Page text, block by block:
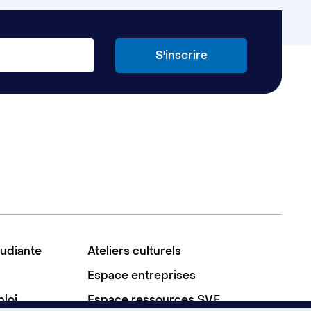
Ateliers culturels
Espace entreprises
Espace ressources SVE